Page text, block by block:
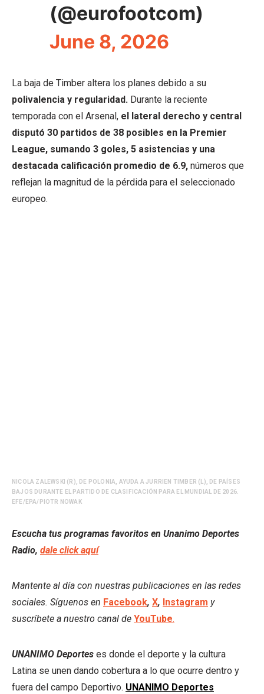
(@eurofootcom)
June 8, 2026
La baja de Timber altera los planes debido a su
polivalencia y regularidad. Durante la reciente
temporada con el Arsenal, el lateral derecho y central
disputó 30 partidos de 38 posibles en la Premier
League, sumando 3 goles, 5 asistencias y una
destacada calificación promedio de 6.9, números que
reflejan la magnitud de la pérdida para el seleccionado
europeo.
NICOLA ZALEWSKI (R), DE POLONIA, AYUDA A JURRIEN TIMBER (L), DE PAÍSES
BAJOS DURANTE EL PARTIDO DE CLASIFICACIÓN PARA EL MUNDIAL DE 2026.
EFE/EPA/PIOTR NOWAK
Escucha tus programas favoritos en Unanimo Deportes
Radio, dale click aquí
Mantente al día con nuestras publicaciones en las redes
sociales. Síguenos en Facebook, X, Instagram y
suscríbete a nuestro canal de YouTube.
UNANIMO Deportes es donde el deporte y la cultura
Latina se unen dando cobertura a lo que ocurre dentro y
fuera del campo Deportivo. UNANIMO Deportes